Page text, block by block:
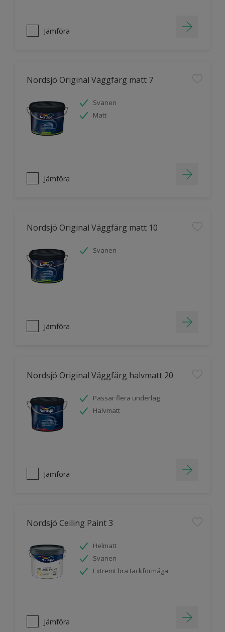
Jämföra
Nordsjö Original Väggfärg matt 7
Svanen
Matt
Jämföra
Nordsjö Original Väggfärg matt 10
Svanen
Jämföra
Nordsjö Original Väggfärg halvmatt 20
Passar flera underlag
Halvmatt
Jämföra
Nordsjö Ceiling Paint 3
Helmatt
Svanen
Extremt bra täckförmåga
Jämföra